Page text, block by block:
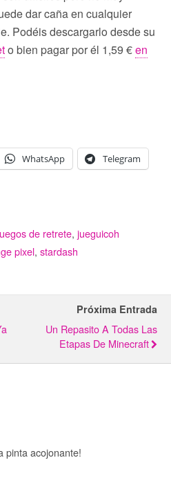
dar caña en cualquier
Podéis descargarlo desde su
o bien pagar por él 1,59 €en
WhatsApp Telegram
de retrete, jueguicoh
pixel, stardash
Próxima Entrada
Un Repasito A Todas Las
Etapas De Minecraft
pinta acojonante!